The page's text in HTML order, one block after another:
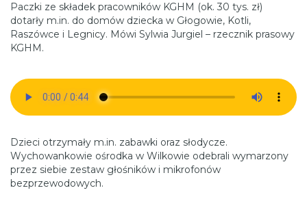
Paczki ze składek pracowników KGHM (ok. 30 tys. zł)
dotarły m.in. do domów dziecka w Głogowie, Kotli,
Raszówce i Legnicy. Mówi Sylwia Jurgiel – rzecznik prasowy
KGHM.
Dzieci otrzymały m.in. zabawki oraz słodycze.
Wychowankowie ośrodka w Wilkowie odebrali wymarzony
przez siebie zestaw głośników i mikrofonów
bezprzewodowych.